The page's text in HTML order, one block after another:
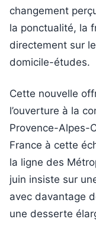
changement
la ponctualité, la
directement sur
domicile-études.
Cette nouvelle
l’ouverture à la
Provence-Alpes-
France à cette
la ligne des
juin insiste sur
avec davantage
une desserte